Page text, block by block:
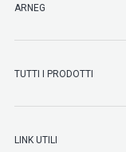
ARNEG
TUTTI I PRODOTTI
LINK UTILI